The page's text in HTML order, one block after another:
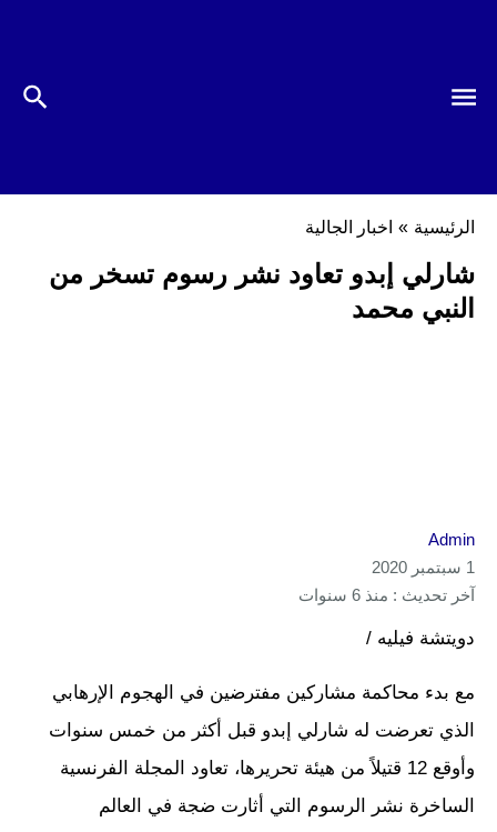
الرئيسية » اخبار الجالية
شارلي إبدو تعاود نشر رسوم تسخر من
النبي محمد
Admin
1 سبتمبر 2020
آخر تحديث : منذ 6 سنوات
دويتشة فيليه /
مع بدء محاكمة مشاركين مفترضين في الهجوم الإرهابي
الذي تعرضت له شارلي إبدو قبل أكثر من خمس سنوات
وأوقع 12 قتيلاً من هيئة تحريرها، تعاود المجلة الفرنسية
الساخرة نشر الرسوم التي أثارت ضجة في العالم